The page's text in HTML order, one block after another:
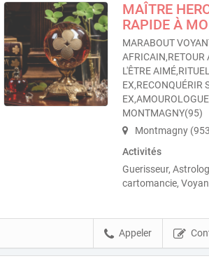
MAÎTRE
RAPIDE À
MARABOUT
AFRICAIN,RETOUR
L'ÊTRE
EX,RECONQUÉRIR
MONTMAGNY(95)
Montmagny
Activités
Guerisseur,
cartomancie,
Appeler